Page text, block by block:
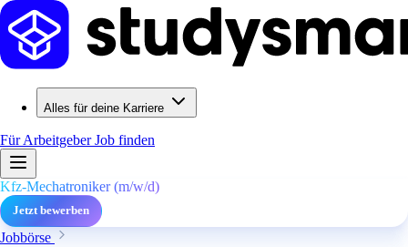
Alles für deine Karriere
Für ArbeitgeberJob finden
Kfz-Mechatroniker (m/w/d)
Jetzt bewerben
Jobbörse